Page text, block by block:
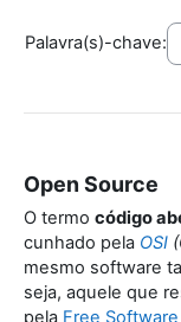
Palavra(s)-chave:
Open Source
O termo código
cunhado pela OSI
mesmo software
seja, aquele que
pela Free